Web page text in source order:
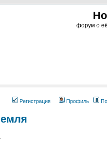
форум о
Регистрация Профиль